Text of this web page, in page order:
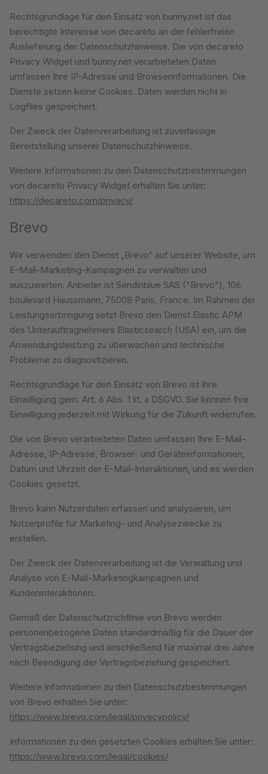
Rechtsgrundlage für den Einsatz von bunny.net ist das
berechtigte Interesse von decareto an der fehlerfreien
Auslieferung der Datenschutzhinweise. Die von decareto
Privacy Widget und bunny.net verarbeiteten Daten
umfassen Ihre IP-Adresse und Browserinformationen. Die
Dienste setzen keine Cookies. Daten werden nicht in
Logfiles gespeichert.
Der Zweck der Datenverarbeitung ist zuverlässige
Bereitstellung unserer Datenschutzhinweise.
Weitere Informationen zu den Datenschutzbestimmungen
von decareto Privacy Widget erhalten Sie unter:
https://decareto.com/privacy/
Brevo
Wir verwenden den Dienst „Brevo“ auf unserer Website, um
E-Mail-Marketing-Kampagnen zu verwalten und
auszuwerten. Anbieter ist Sendinblue SAS ("Brevo"), 106
boulevard Haussmann, 75008 Paris, France. Im Rahmen der
Leistungserbringung setzt Brevo den Dienst Elastic APM
des Unterauftragnehmers Elasticsearch (USA) ein, um die
Anwendungsleistung zu überwachen und technische
Probleme zu diagnostizieren.
Rechtsgrundlage für den Einsatz von Brevo ist Ihre
Einwilligung gem. Art. 6 Abs. 1 lit. a DSGVO. Sie können Ihre
Einwilligung jederzeit mit Wirkung für die Zukunft widerrufen.
Die von Brevo verarbeiteten Daten umfassen Ihre E-Mail-
Adresse, IP-Adresse, Browser- und Geräteinformationen,
Datum und Uhrzeit der E-Mail-Interaktionen, und es werden
Cookies gesetzt.
Brevo kann Nutzerdaten erfassen und analysieren, um
Nutzerprofile für Marketing- und Analysezwecke zu
erstellen.
Der Zweck der Datenverarbeitung ist die Verwaltung und
Analyse von E-Mail-Marketingkampagnen und
Kundeninteraktionen.
Gemäß der Datenschutzrichtlinie von Brevo werden
personenbezogene Daten standardmäßig für die Dauer der
Vertragsbeziehung und anschließend für maximal drei Jahre
nach Beendigung der Vertragsbeziehung gespeichert.
Weitere Informationen zu den Datenschutzbestimmungen
von Brevo erhalten Sie unter:
https://www.brevo.com/legal/privacypolicy/
Informationen zu den gesetzten Cookies erhalten Sie unter:
https://www.brevo.com/legal/cookies/